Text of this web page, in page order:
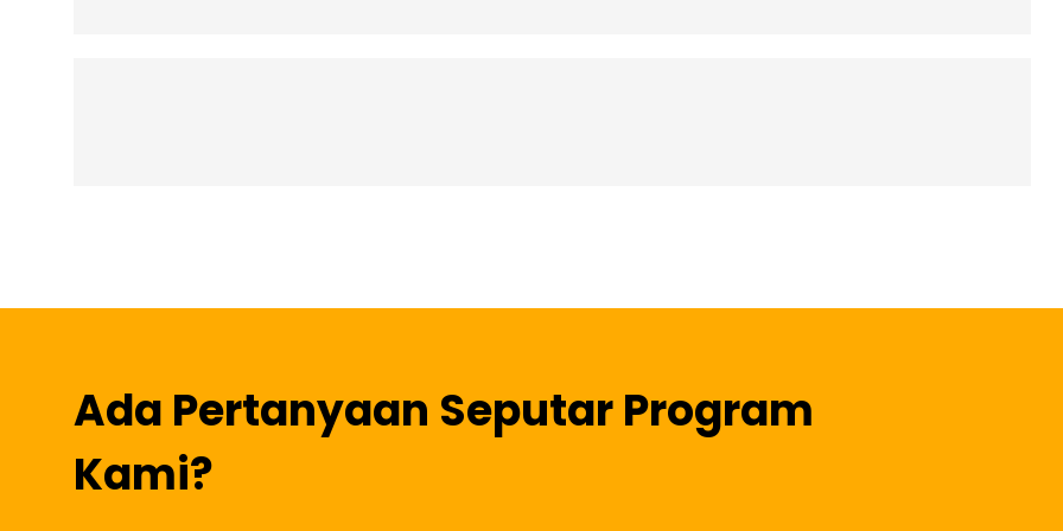
Ada Pertanyaan Seputar Program
Kami?